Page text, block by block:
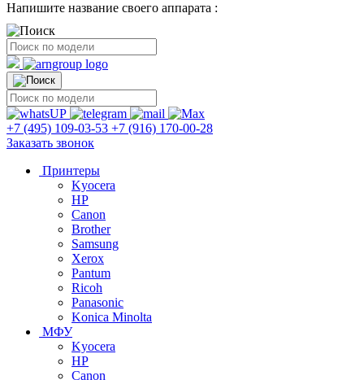
Напишите название своего аппарата :
+7 (495) 109-03-53 +7 (916) 170-00-28
Заказать звонок
Принтеры
Kyocera
HP
Canon
Brother
Samsung
Xerox
Pantum
Ricoh
Panasonic
Konica Minolta
МФУ
Kyocera
HP
Canon